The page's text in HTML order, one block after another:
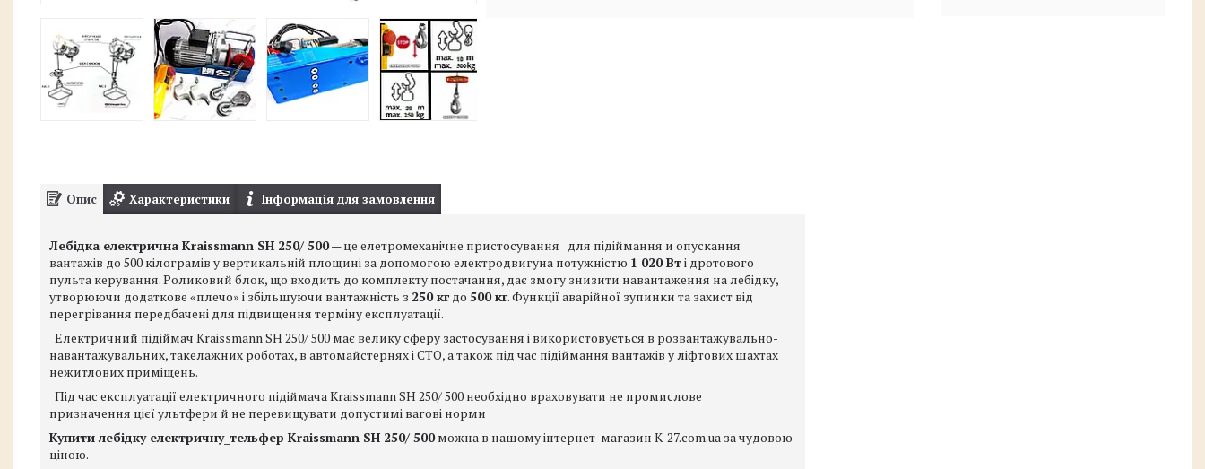
Опис Характеристики Інформація для замовлення
Лебідка електрична Kraissmann SH 250/ 500— це елетромеханічне пристосування для підіймання и опускання
вантажів до 500 кілограмів у вертикальній площині за допомогою електродвигуна потужністю 1 020 Вті дротового
пульта керування. Роликовий блок, що входить до комплекту постачання, дає змогу знизити навантаження на лебідку,
утворюючи додаткове «плечо» і збільшуючи вантажність з 250 кгдо 500 кг. Функції аварійної зупинки та захист від
перегрівання передбачені для підвищення терміну експлуатації.
Електричний підіймач Kraissmann SH 250/ 500 має велику сферу застосування і використовується в розвантажувально-
навантажувальних, такелажних роботах, в автомайстернях і СТО, а також під час підіймання вантажів у ліфтових шахтах
нежитлових приміщень.
Під час експлуатації електричного підіймача Kraissmann SH 250/ 500 необхідно враховувати не промислове
призначення цієї ультфери й не перевищувати допустимі вагові норми
Купити лебідку електричну_тельфер Kraissmann SH 250/ 500можна в нашому інтернет-магазин K-27.com.ua за чудовою
ціною.